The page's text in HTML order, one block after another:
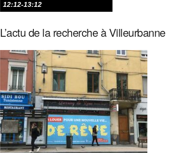
12:12-13:12
L’actu de la recherche à Villeurbanne